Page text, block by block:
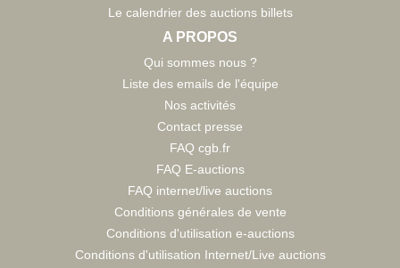
Le calendrier des auctions billets
A PROPOS
Qui sommes nous ?
Liste des emails de l'équipe
Nos activités
Contact presse
FAQ cgb.fr
FAQ E-auctions
FAQ internet/live auctions
Conditions générales de vente
Conditions d'utilisation e-auctions
Conditions d'utilisation Internet/Live auctions